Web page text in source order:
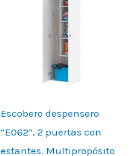
Escobero despensero
“E062”, 2 puertas con
estantes. Multipropósito